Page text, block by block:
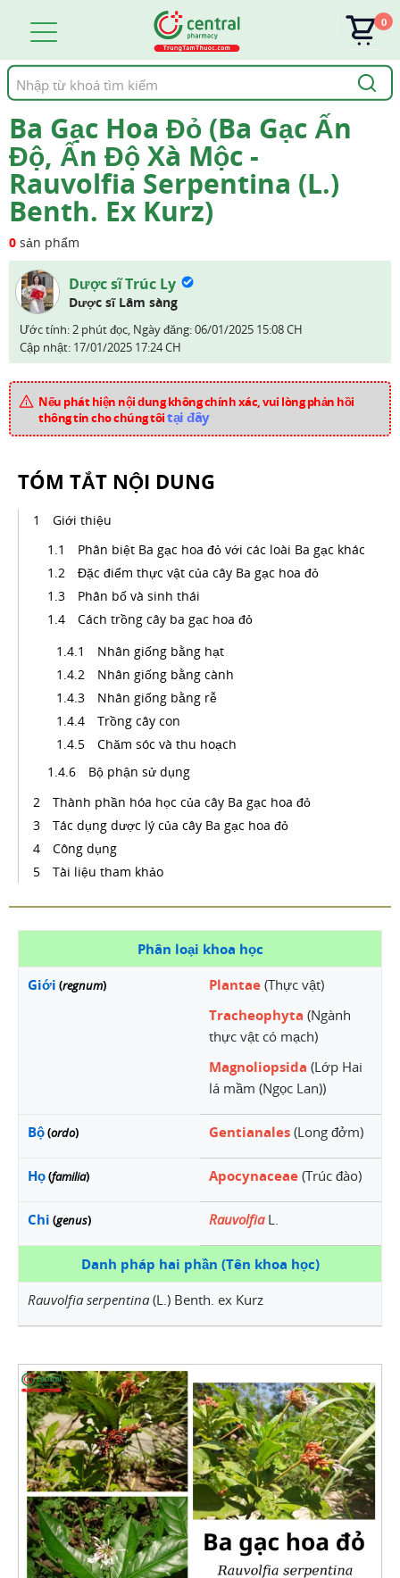
Tìm
kiếm
0
Ba Gạc Hoa Đỏ (Ba Gạc Ấn
Độ, Ấn Độ Xà Mộc -
Rauvolfia Serpentina (L.)
Benth. Ex Kurz)
0 sản phẩm
Dược sĩ Trúc Ly
Dược sĩ Lâm sàng
Ước tính: 2 phút đọc, Ngày đăng:06/01/2025 15:08 CH
Cập nhật: 17/01/2025 17:24 CH
Nếu phát hiện nội dung không chính xác, vui lòng phản hồi
thông tin cho chúng tôitại đây
TÓM TẮT NỘI DUNG
Giới thiệu
Phân biệt Ba gạc hoa đỏ với các loài Ba gạc khác
Đặc điểm thực vật của cây Ba gạc hoa đỏ
Phân bố và sinh thái
Cách trồng cây ba gạc hoa đỏ
Nhân giống bằng hạt
Nhân giống bằng cành
Nhân giống bằng rễ
Trồng cây con
Chăm sóc và thu hoạch
Bộ phận sử dụng
Thành phần hóa học của cây Ba gạc hoa đỏ
Tác dụng dược lý của cây Ba gạc hoa đỏ
Công dụng
Tài liệu tham khảo
Phân loại khoa học
Giới (regnum) Plantae (Thực vật)
Tracheophyta (Ngành
thực vật có mạch)
Magnoliopsida (Lớp Hai
lá mầm (Ngọc Lan))
Bộ(ordo) Gentianales (Long đởm)
Họ(familia) Apocynaceae (Trúc đào)
Chi (genus) RauvolfiaL.
Danh pháp hai phần (Tên khoa học)
Rauvolfia serpentina (L.) Benth. ex Kurz